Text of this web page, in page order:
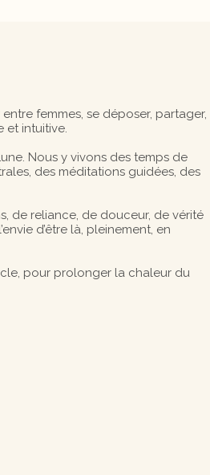
femmes, se déposer, partager,
et intuitive.
Nous y vivons des temps de
des méditations guidées, des
de reliance, de douceur, de vérité
d’être là, pleinement, en
pour prolonger la chaleur du